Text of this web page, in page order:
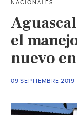
NACIONALES
el
nuevo
09 SEPTIEMBRE 2019